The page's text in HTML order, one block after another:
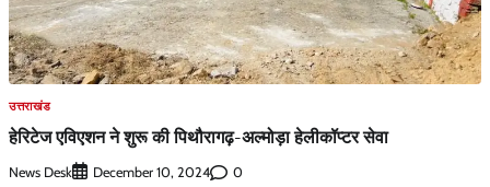
उत्तराखंड
हेरिटेज एविएशन ने शुरू की पिथौरागढ़-अल्मोड़ा हेलीकॉप्टर सेवा
News Desk December 10, 2024 0